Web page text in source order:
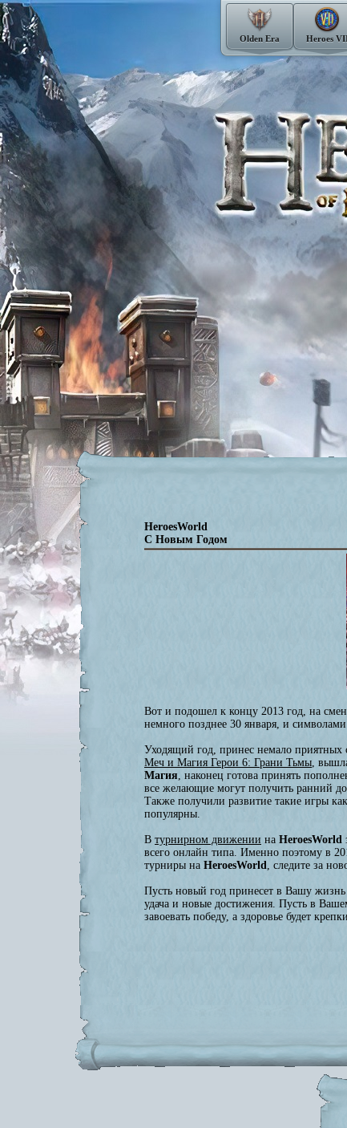
Olden Era Heroes
HeroesWorld
C Новым Годом
Вот и подошел к концу 2013 год, на
немного позднее 30 января, и символами
Уходящий год, принес немало приятных
Меч и Магия Герои 6: Грани Тьмы ,
Магия , наконец готова принять
все желающие могут получить ранний
Также получили развитие такие игры как
популярны.
В турнирном движении на HeroesWorld
всего онлайн типа. Именно поэтому в
турниры на HeroesWorld , следите за
Пусть новый год принесет в Вашу жизнь
удача и новые достижения. Пусть в
завоевать победу, а здоровье будет